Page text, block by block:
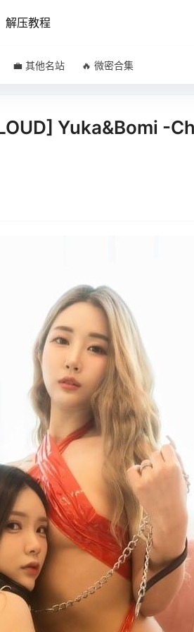
解压教程
💼 其他名站 🔥 微密合集
Yuka&Bomi -